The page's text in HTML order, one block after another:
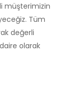
müşterimizin
Tüm
değerli
olarak